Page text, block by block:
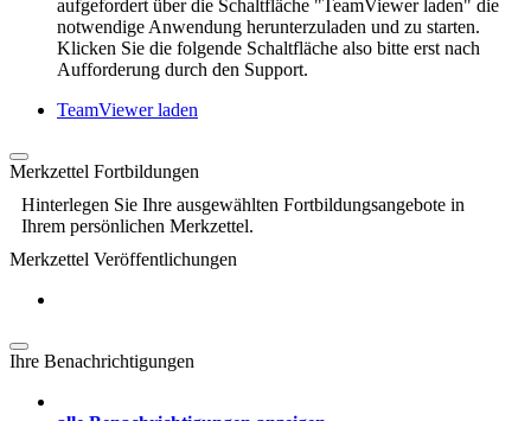
aufgefordert über die Schaltfläche "TeamViewer laden" die
notwendige Anwendung herunterzuladen und zu starten.
Klicken Sie die folgende Schaltfläche also bitte erst nach
Aufforderung durch den Support.
TeamViewer laden
Merkzettel Fortbildungen
Hinterlegen Sie Ihre ausgewählten Fortbildungsangebote in
Ihrem persönlichen Merkzettel.
Merkzettel Veröffentlichungen
Ihre Benachrichtigungen